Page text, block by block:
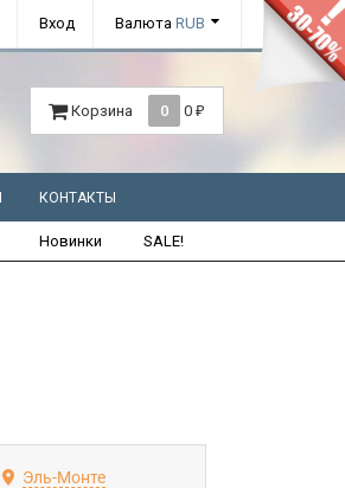
Вход Валюта RUB
Корзина 0 0 ₽
КОНТАКТЫ
Новинки SALE!
Эль-Монте